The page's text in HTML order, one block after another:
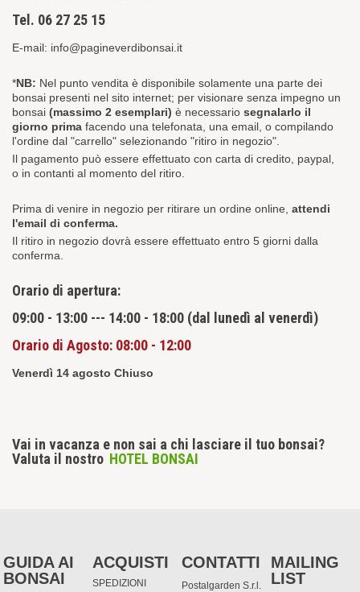
Tel. 06 27 25 15
E-mail: info@pagineverdibonsai.it
*NB: Nel punto vendita è disponibile solamente una parte dei
bonsai presenti nel sito internet; per visionare senza impegno un
bonsai (massimo 2 esemplari) è necessario segnalarlo il
giorno prima facendo una telefonata, una email, o compilando
l'ordine dal "carrello" selezionando "ritiro in negozio".
Il pagamento può essere effettuato con carta di credito, paypal,
o in contanti al momento del ritiro.
Prima di venire in negozio per ritirare un ordine online, attendi
l'email di conferma.
Il ritiro in negozio dovrà essere effettuato entro 5 giorni dalla
conferma.
Orario di apertura:
09:00 - 13:00 --- 14:00 - 18:00 (dal lunedì al venerdì)
Orario di Agosto: 08:00 - 12:00
Venerdì 14 agosto Chiuso
Vai in vacanza e non sai a chi lasciare il tuo bonsai?
Valuta il nostro HOTEL BONSAI
GUIDA AI
BONSAI
ACQUISTI
SPEDIZIONI
CONTATTI
Postalgarden S.r.l.
MAILING
LIST